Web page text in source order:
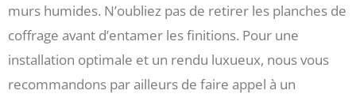
murs humides. N’oubliez pas de retirer les planches de
coffrage avant d’entamer les finitions. Pour une
installation optimale et un rendu luxueux, nous vous
recommandons par ailleurs de faire appel à un